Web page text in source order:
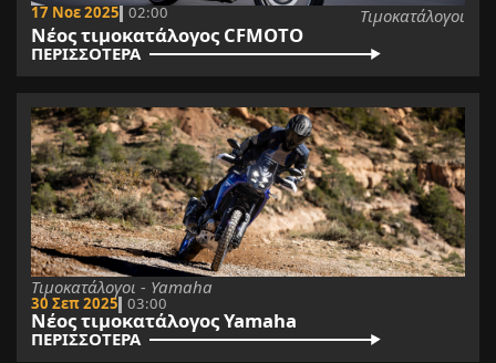
17 Νοε 2025 02:00 Τιμοκατάλογοι
Νέος τιμοκατάλογος CFMOTO
ΠΕΡΙΣΣΟΤΕΡΑ
Τιμοκατάλογοι - Yamaha
30 Σεπ 2025 03:00
Νέος τιμοκατάλογος Yamaha
ΠΕΡΙΣΣΟΤΕΡΑ